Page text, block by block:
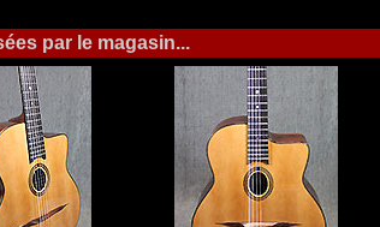
par le magasin...